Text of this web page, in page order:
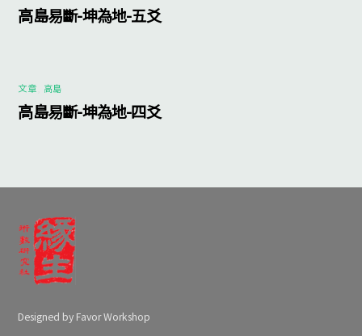
高島易斷-坤為地-五爻
文章 高島
高島易斷-坤為地-四爻
Designed by Favor Workshop